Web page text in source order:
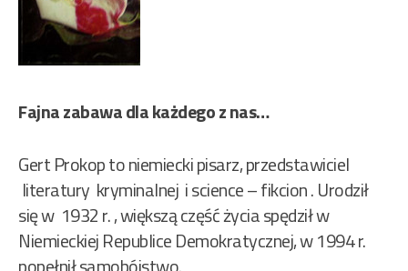
Fajna zabawa dla każdego z nas…
Gert Prokop to niemiecki pisarz, przedstawiciel
literatury kryminalnej i science – fikcion . Urodził
się w 1932 r. , większą część życia spędził w
Niemieckiej Republice Demokratycznej, w 1994 r.